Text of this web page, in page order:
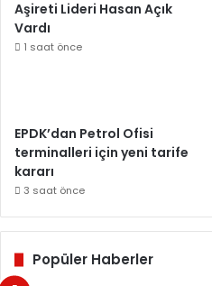
Aşireti Lideri Hasan Açık
Vardı
1 saat önce
EPDK’dan Petrol Ofisi
terminalleri için yeni tarife
kararı
3 saat önce
Popüler Haberler